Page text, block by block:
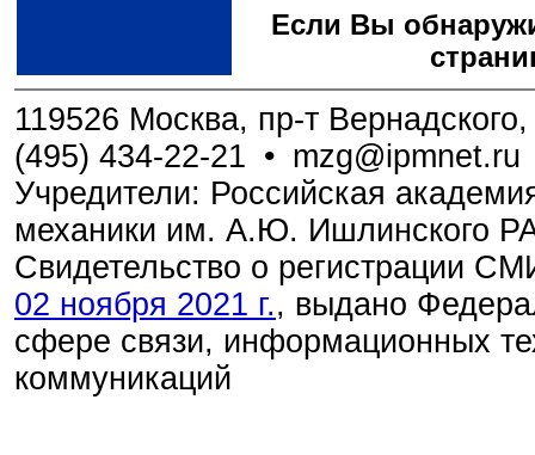
Если Вы
119526 Москва, пр-т
(495) 434-22-21 • mzg@ipmnet.ru
Учредители: Российская
механики им. А.Ю. Ишлинского
Свидетельство о регистрации
02 ноября 2021 г., выдано
сфере связи, информационных
коммуникаций